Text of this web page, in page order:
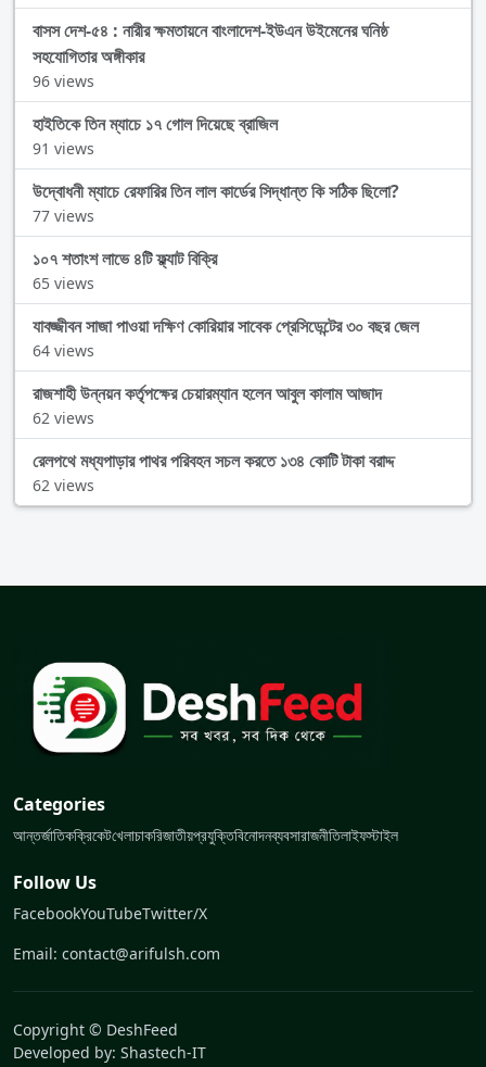
বাসস দেশ-৫৪ : নারীর ক্ষমতায়নে বাংলাদেশ-ইউএন উইমেনের ঘনিষ্ঠ
সহযোগিতার অঙ্গীকার
96 views
হাইতিকে তিন ম্যাচে ১৭ গোল দিয়েছে ব্রাজিল
91 views
উদ্বোধনী ম্যাচে রেফারির তিন লাল কার্ডের সিদ্ধান্ত কি সঠিক ছিলো?
77 views
১০৭ শতাংশ লাভে ৪টি ফ্ল্যাট বিক্রি
65 views
যাবজ্জীবন সাজা পাওয়া দক্ষিণ কোরিয়ার সাবেক প্রেসিডেন্টের ৩০ বছর জেল
64 views
রাজশাহী উন্নয়ন কর্তৃপক্ষের চেয়ারম্যান হলেন আবুল কালাম আজাদ
62 views
রেলপথে মধ্যপাড়ার পাথর পরিবহন সচল করতে ১৩৪ কোটি টাকা বরাদ্দ
62 views
Categories
আন্তর্জাতিকক্রিকেটখেলাচাকরিজাতীয়প্রযুক্তিবিনোদনব্যবসারাজনীতিলাইফস্টাইল
Follow Us
FacebookYouTubeTwitter/X
Email: contact@arifulsh.com
Copyright © DeshFeed
Developed by: Shastech-IT